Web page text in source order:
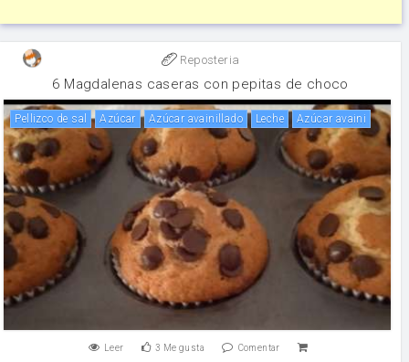
Reposteria
6 Magdalenas caseras con pepitas de choco
Pellizco de sal Azúcar Azúcar avainillado leche Azúcar avaini
Leer 3 Me gusta Comentar